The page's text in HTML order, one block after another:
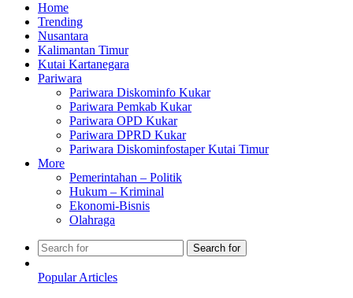
Home
Trending
Nusantara
Kalimantan Timur
Kutai Kartanegara
Pariwara
Pariwara Diskominfo Kukar
Pariwara Pemkab Kukar
Pariwara OPD Kukar
Pariwara DPRD Kukar
Pariwara Diskominfostaper Kutai Timur
More
Pemerintahan – Politik
Hukum – Kriminal
Ekonomi-Bisnis
Olahraga
Search for
Popular Articles